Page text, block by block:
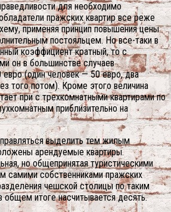
для необходимо
пражских квартир все реже
применяя принцип повышения цены
постояльцем. Но все-таки в
коэффициент кратный, то с
он в большинстве случаев
(один человек — 50 евро, два
того потом). Кроме этого величина
при с трехкомнатными квартирами по
приблизительно на
выделить тем жилым
арендуемые квартиры.
но общепринятая туристическими
самими собственниками пражских
чешской столицы по таким
общем итоге насчитывается десять.